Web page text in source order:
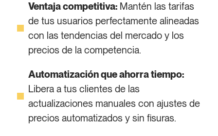
Ventaja competitiva:Mantén las tarifas
de tus usuarios perfectamente alineadas
con las tendencias del mercado y los
precios de la competencia.
Automatización que ahorra tiempo:
Libera a tus clientes de las
actualizaciones manuales con ajustes de
precios automatizados y sin fisuras.